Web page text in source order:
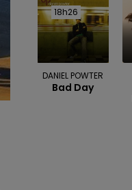
18h26
18h26
DANIEL POWTER
Bad Day